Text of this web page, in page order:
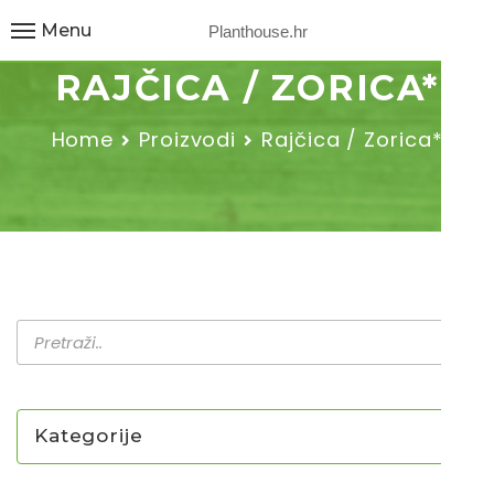
Planthouse.hr
Menu
RAJČICA / ZORICA*
Home Proizvodi Rajčica / Zorica*
Kategorije